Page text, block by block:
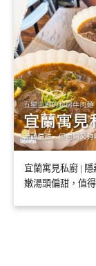
宜蘭寓見私廚 |
嫩湯頭偏甜，值